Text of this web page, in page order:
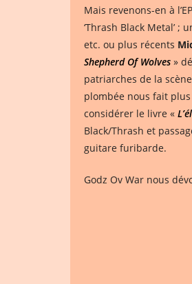
Mais revenons-en à
‘Thrash Black Metal’
etc. ou plus récents
Shepherd Of Wolves »
patriarches de la
plombée nous fait
considérer le livre «
Black/Thrash et
guitare furibarde.
Godz Ov War nous